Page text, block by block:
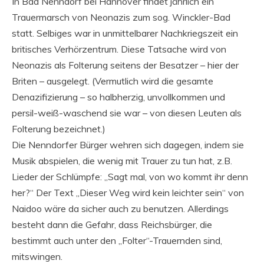
Trauermarsch von Neonazis zum sog. Winckler-Bad
statt. Selbiges war in unmittelbarer Nachkriegszeit ein
britisches Verhörzentrum. Diese Tatsache wird von
Neonazis als Folterung seitens der Besatzer – hier der
Briten – ausgelegt. (Vermutlich wird die gesamte
Denazifizierung – so halbherzig, unvollkommen und
persil-weiß-waschend sie war – von diesen Leuten als
Folterung bezeichnet.)
Die Nenndorfer Bürger wehren sich dagegen, indem sie
Musik abspielen, die wenig mit Trauer zu tun hat, z.B.
Lieder der Schlümpfe: „Sagt mal, von wo kommt ihr denn
her?“ Der Text „Dieser Weg wird kein leichter sein“ von
Naidoo wäre da sicher auch zu benutzen. Allerdings
besteht dann die Gefahr, dass Reichsbürger, die
bestimmt auch unter den „Folter“-Trauernden sind,
mitswingen.